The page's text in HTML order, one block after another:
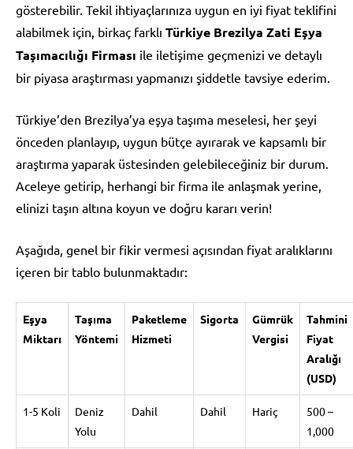
gösterebilir. Tekil ihtiyaçlarınıza uygun en iyi fiyat teklifini
alabilmek için, birkaç farklı Türkiye Brezilya Zati Eşya
Taşımacılığı Firması ile iletişime geçmenizi ve detaylı
bir piyasa araştırması yapmanızı şiddetle tavsiye ederim.
Türkiye’den Brezilya’ya eşya taşıma meselesi, her şeyi
önceden planlayıp, uygun bütçe ayırarak ve kapsamlı bir
araştırma yaparak üstesinden gelebileceğiniz bir durum.
Aceleye getirip, herhangi bir firma ile anlaşmak yerine,
elinizi taşın altına koyun ve doğru kararı verin!
Aşağıda, genel bir fikir vermesi açısından fiyat aralıklarını
içeren bir tablo bulunmaktadır:
Eşya
Miktarı
Taşıma
Yöntemi
Paketleme
Hizmeti
Sigorta
Gümrük
Vergisi
Tahmini
Fiyat
Aralığı
(USD)
1-5 Koli
Deniz
Yolu
Dahil Dahil Hariç
500 –
1,000